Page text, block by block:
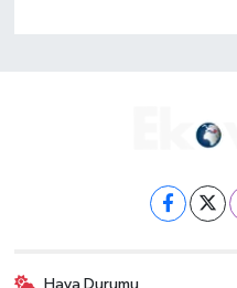
Hava Durumu